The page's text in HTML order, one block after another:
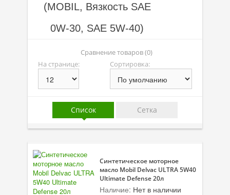
Масло с молибденом
Линейка масел Molygen
Линейка масел Top Tec
Линейка масел Special Tec
Линейка масел Optimal
Присадки
Присадки в масло
Присадки в топливо
Автокосметика
(MOBIL, Вязкость SAE
0W-30, SAE 5W-40)
Сравнение товаров (0)
На странице:
Сортировка:
Список Сетка
Синтетическое моторное
масло Mobil Delvac ULTRA 5W40
Ultimate Defense 20л
Наличие: Нет в наличии